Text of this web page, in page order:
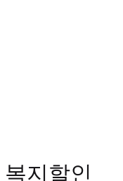
지할인